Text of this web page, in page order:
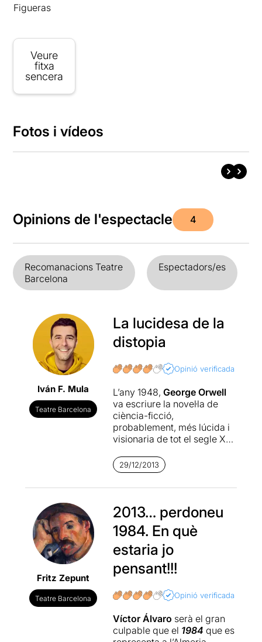
Figueras
Veure
fitxa
sencera
Fotos i vídeos
Opinions de l'espectacle 4
Recomanacions Teatre
Barcelona
Espectadors/es
Iván F. Mula
Teatre Barcelona
La lucidesa de la
distopia
Opinió verificada
L’any 1948, George Orwell
va escriure la novel·la de
ciència-ficció,
probablement, més lúcida i
visionaria de tot el segle XX.
casualitat, la va titular
invertint les dues darreres
xifres de l’any en que la va
futuristes, contràriament al
que s’acostuma a pensar, no
parlen del futur sinó del
moment present en que són
concebudes. A través de
l’exageració i el pessimisme,
intenten fer una radiografia
dels mals de la seva època,
projectant-los en una versió
avançada d’ells mateixos. La
grandesa de1984és la
sorprenent clarividència
29/12/2013
Fritz Zepunt
Teatre Barcelona
2013… perdoneu
1984. En què
estaria jo
pensant!!!
Opinió verificada
Víctor Álvaro serà el gran
culpable que el 1984 que es